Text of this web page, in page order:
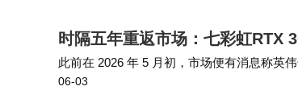
时隔五年重返市场：七彩虹RTX
此前在 2026 年 5 月初，市场便有消息称英
微星、影驰等主要 AIC 厂商，预计 7 月起陆
06-03